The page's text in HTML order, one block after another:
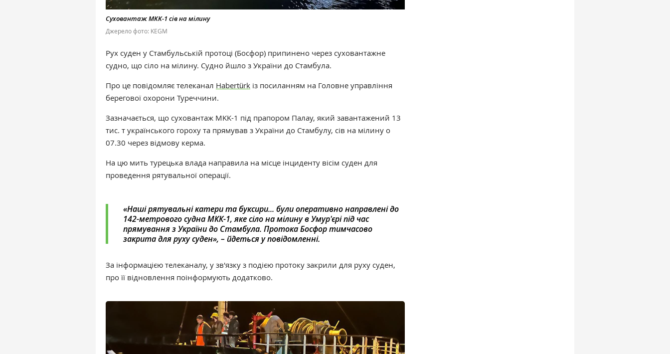
Суховантаж MKK-1 сів на мілину
Джерело фото: KEGM
Рух суден у Стамбульській протоці (Босфор) припинено через суховантажне
судно, що сіло на мілину. Судно йшло з України до Стамбула.
Про це повідомляє телеканал Habertürk із посиланням на Головне управління
берегової охорони Туреччини.
Зазначається, що суховантаж MKK-1 під прапором Палау, який завантажений 13
тис. т українського гороху та прямував з України до Стамбулу, сів на мілину о
07.30 через відмову керма.
На цю мить турецька влада направила на місце інциденту вісім суден для
проведення рятувальної операції.
«Наші рятувальні катери та буксири... були оперативно направлені до
142-метрового судна МКК-1, яке сіло на мілину в Умур'єрі під час
прямування з України до Стамбула. Протока Босфор тимчасово
закрита для руху суден», – йдеться у повідомленні.
За інформацією телеканалу, у зв'язку з подією протоку закрили для руху суден,
про її відновлення поінформують додатково.